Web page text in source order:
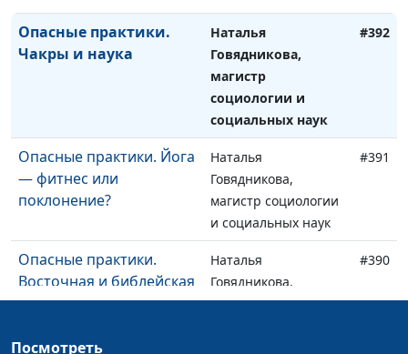
Опасные практики.
Чакры и наука
Наталья
Говядникова,
магистр
социологии и
социальных наук
#392
Опасные практики. Йога
— фитнес или
поклонение?
Наталья
Говядникова,
магистр социологии
и социальных наук
#391
Опасные практики.
Восточная и библейская
медитации
Наталья
Говядникова,
магистр социологии
#390
Посмотреть